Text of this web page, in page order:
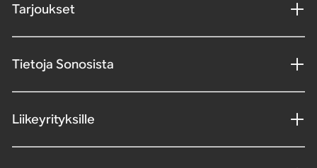
Tarjoukset
Tietoja Sonosista
Liikeyrityksille